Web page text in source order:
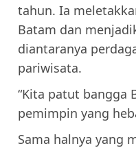
tahun. Ia
Batam dan
diantaranya
pariwisata.
“Kita patut bangga
pemimpin yang
Sama halnya yang